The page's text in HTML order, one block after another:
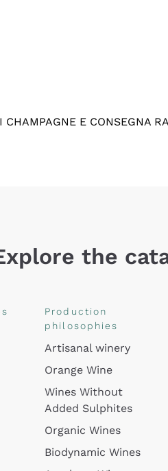
E CONSEGNA
the
Production
philosophies
Artisanal winery
Orange Wine
Wines Without
Added Sulphites
Organic Wines
Biodynamic Wines